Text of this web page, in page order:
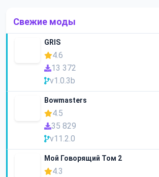
Свежие моды
GRIS
4.6
13 372
v1.0.3b
Bowmasters
4.5
35 829
v11.2.0
Мой Говорящий Том 2
4.3